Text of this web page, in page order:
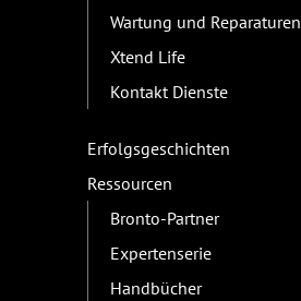
Wartung und Reparaturen
Xtend Life
Kontakt Dienste
Erfolgsgeschichten
Ressourcen
Bronto-Partner
Expertenserie
Handbücher